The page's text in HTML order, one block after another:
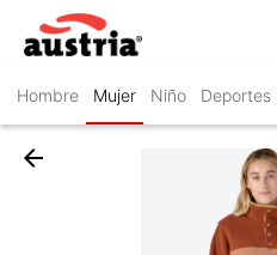
Hombre Mujer Niño Deportes
arrow_back